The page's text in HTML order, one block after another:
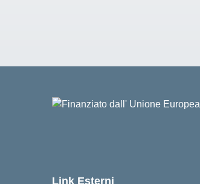
Link Esterni